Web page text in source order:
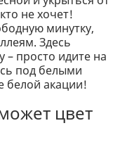
не хочет!
минутку,
Здесь
– просто идите на
под белыми
белой акации!
цвет